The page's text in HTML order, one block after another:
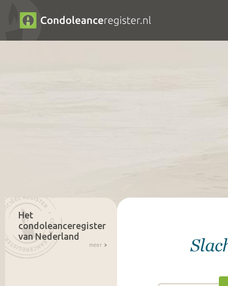
Het
condoleanceregister
van Nederland
meer